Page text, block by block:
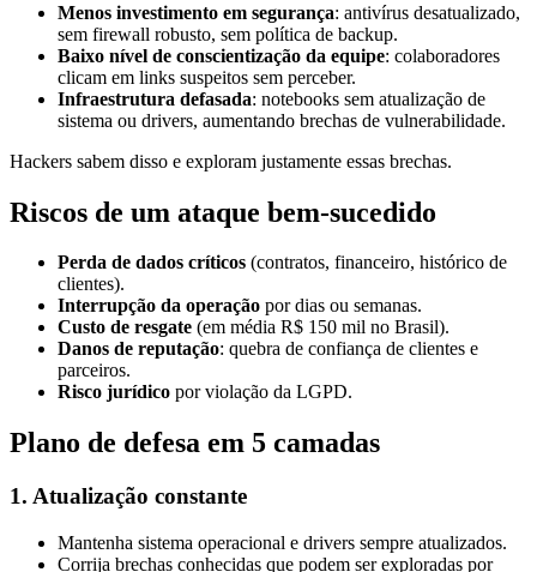
Menos investimento em segurança: antivírus desatualizado,
sem firewall robusto, sem política de backup.
Baixo nível de conscientização da equipe: colaboradores
clicam em links suspeitos sem perceber.
Infraestrutura defasada: notebooks sem atualização de
sistema ou drivers, aumentando brechas de vulnerabilidade.
Hackers sabem disso e exploram justamente essas brechas.
Riscos de um ataque bem-sucedido
Perda de dados críticos (contratos, financeiro, histórico de
clientes).
Interrupção da operação por dias ou semanas.
Custo de resgate (em média R$ 150 mil no Brasil).
Danos de reputação: quebra de confiança de clientes e
parceiros.
Risco jurídico por violação da LGPD.
Plano de defesa em 5 camadas
1. Atualização constante
Mantenha sistema operacional e drivers sempre atualizados.
Corrija brechas conhecidas que podem ser exploradas por